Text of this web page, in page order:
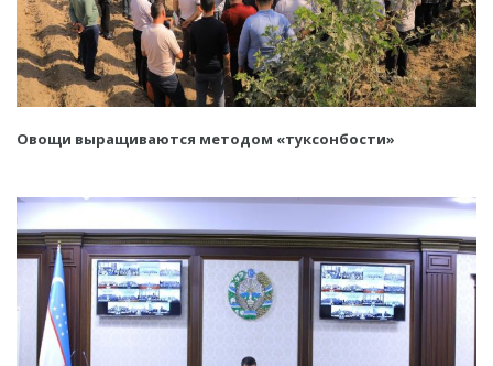
Овощи выращиваются методом «туксонбости»